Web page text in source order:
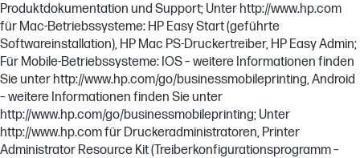
Produktdokumentation und Support; Unter http://www.hp.com
für Mac-Betriebssysteme: HP Easy Start (geführte
Softwareinstallation), HP Mac PS-Druckertreiber, HP Easy Admin;
Für Mobile-Betriebssysteme: IOS – weitere Informationen finden
Sie unter http://www.hp.com/go/businessmobileprinting, Android
– weitere Informationen finden Sie unter
http://www.hp.com/go/businessmobileprinting; Unter
http://www.hp.com für Druckeradministratoren, Printer
Administrator Resource Kit (Treiberkonfigurationsprogramm –